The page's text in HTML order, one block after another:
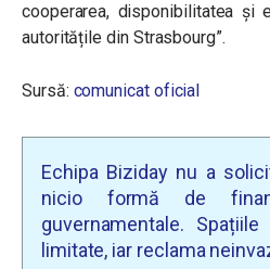
cooperarea, disponibilitatea și
autoritățile din Strasbourg”.
Sursă: comunicat oficial
Echipa Biziday nu a
nicio formă de
guvernamentale.
limitate, iar reclama